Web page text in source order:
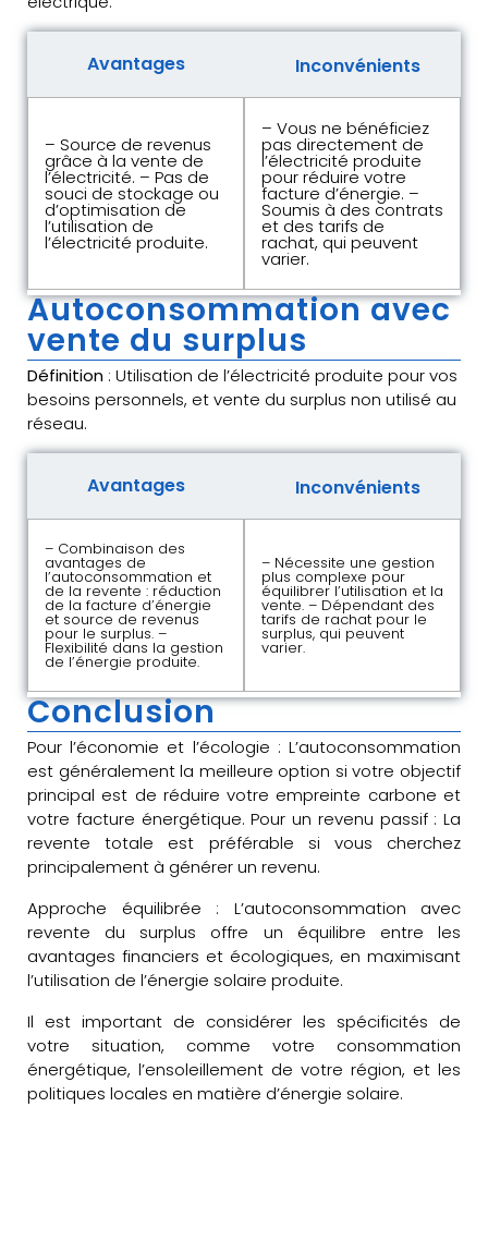
Avantages Inconvénients
– Source de revenus
grâce à la vente de
l’électricité. – Pas de
souci de stockage ou
d’optimisation de
l’utilisation de
l’électricité produite.
– Vous ne bénéficiez
pas directement de
l’électricité produite
pour réduire votre
facture d’énergie. –
Soumis à des contrats
et des tarifs de
rachat, qui peuvent
varier.
Autoconsommation avec
vente du surplus
Définition : Utilisation de l’électricité produite pour vos
besoins personnels, et vente du surplus non utilisé au
réseau.
Avantages Inconvénients
– Combinaison des
avantages de
l’autoconsommation et
de la revente : réduction
de la facture d’énergie
et source de revenus
pour le surplus. –
Flexibilité dans la gestion
de l’énergie produite.
– Nécessite une gestion
plus complexe pour
équilibrer l’utilisation et la
vente. – Dépendant des
tarifs de rachat pour le
surplus, qui peuvent
varier.
Conclusion
Pour l’économie et l’écologie : L’autoconsommation
est généralement la meilleure option si votre objectif
principal est de réduire votre empreinte carbone et
votre facture énergétique. Pour un revenu passif : La
revente totale est préférable si vous cherchez
principalement à générer un revenu.
Approche équilibrée : L’autoconsommation avec
revente du surplus offre un équilibre entre les
avantages financiers et écologiques, en maximisant
l’utilisation de l’énergie solaire produite.
Il est important de considérer les spécificités de
votre situation, comme votre consommation
énergétique, l’ensoleillement de votre région, et les
politiques locales en matière d’énergie solaire.